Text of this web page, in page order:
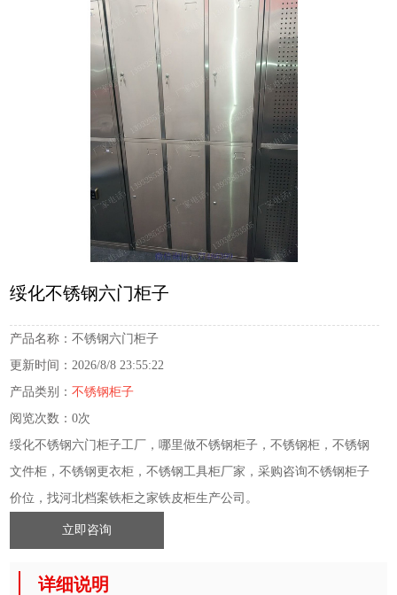
绥化不锈钢六门柜子
产品名称： 不锈钢六门柜子
更新时间： 2026/8/8 23:55:22
产品类别： 不锈钢柜子
阅览次数： 0次
绥化不锈钢六门柜子工厂，哪里做不锈钢柜子，不锈钢柜，不锈钢
文件柜，不锈钢更衣柜，不锈钢工具柜厂家，采购咨询不锈钢柜子
价位，找河北档案铁柜之家铁皮柜生产公司。
立即咨询
详细说明